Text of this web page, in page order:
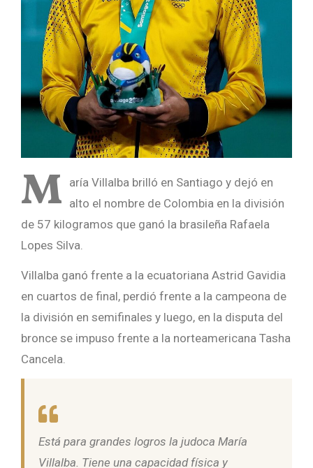
M aría Villalba brilló en Santiago y dejó en
alto el nombre de Colombia en la división
de 57 kilogramos que ganó la brasileña Rafaela
Lopes Silva.
Villalba ganó frente a la ecuatoriana Astrid Gavidia
en cuartos de final, perdió frente a la campeona de
la división en semifinales y luego, en la disputa del
bronce se impuso frente a la norteamericana Tasha
Cancela.
Está para grandes logros la judoca María
Villalba. Tiene una capacidad física y